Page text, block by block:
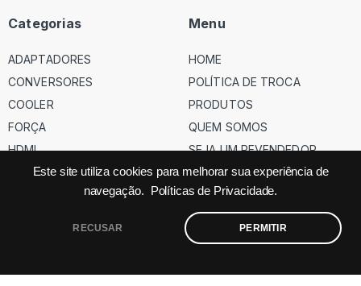
Este site utiliza cookies para melhorar sua experiência de
navegação.
Políticas de Privacidade.
RECUSAR PERMITIR
Categorias
ADAPTADORES
CONVERSORES
COOLER
FORÇA
HDMI
Menu
HOME
POLÍTICA DE TROCA
PRODUTOS
QUEM SOMOS
SEJA UM REVENDEDOR